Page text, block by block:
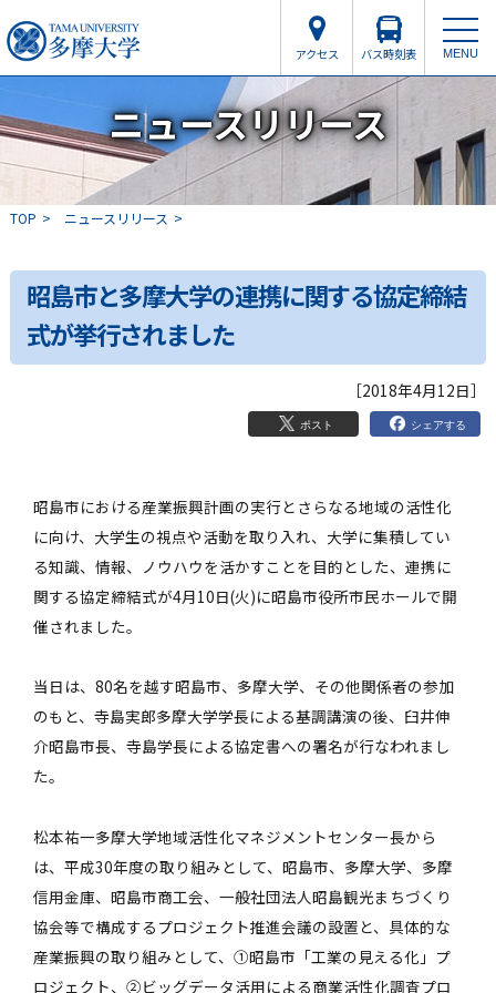
アクセス バス時刻表 MENU
ニュースリリース
TOP ニュースリリース
昭島市と多摩大学の連携に関する協定締結
式が挙行されました
［2018年4月12日］
ポスト シェアする
昭島市における産業振興計画の実行とさらなる地域の活性化
に向け、大学生の視点や活動を取り入れ、大学に集積してい
る知識、情報、ノウハウを活かすことを目的とした、連携に
関する協定締結式が4月10日(火)に昭島市役所市民ホールで開
催されました。
当日は、80名を越す昭島市、多摩大学、その他関係者の参加
のもと、寺島実郎多摩大学学長による基調講演の後、臼井伸
介昭島市長、寺島学長による協定書への署名が行なわれまし
た。
松本祐一多摩大学地域活性化マネジメントセンター長から
は、平成30年度の取り組みとして、昭島市、多摩大学、多摩
信用金庫、昭島市商工会、一般社団法人昭島観光まちづくり
協会等で構成するプロジェクト推進会議の設置と、具体的な
産業振興の取り組みとして、①昭島市「工業の見える化」プ
ロジェクト、②ビッグデータ活用による商業活性化調査プロ